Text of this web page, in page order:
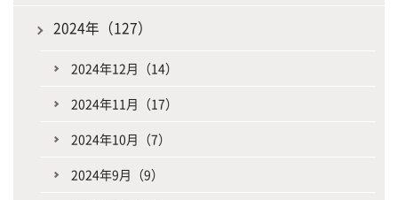
2024年（127）
2024年12月（14）
2024年11月（17）
2024年10月（7）
2024年9月（9）